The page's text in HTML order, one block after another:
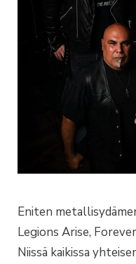
Eniten
Legions Arise,
Niissä kaikissa